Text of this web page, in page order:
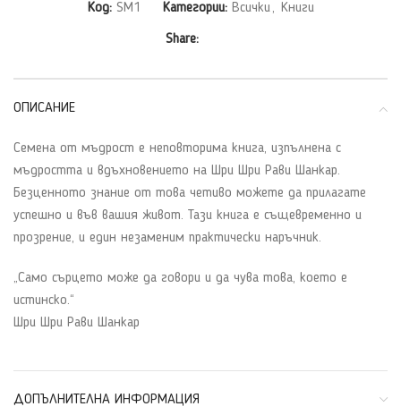
Код: SM1 Категории: Всички , Книги
Share:
ОПИСАНИЕ
Семена от мъдрост e неповторима книга, изпълнена с
мъдростта и вдъхновението на Шри Шри Рави Шанкар.
Безценното знание от това четиво можете да прилагате
успешно и във вашия живот. Тази книга е същевременно и
прозрение, и един незаменим практически наръчник.
„Само сърцето може да говори и да чува това, което е
истинско.“
Шри Шри Рави Шанкар
ДОПЪЛНИТЕЛНА ИНФОРМАЦИЯ